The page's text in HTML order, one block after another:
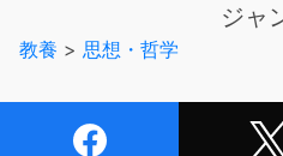
この作品が今、世界中のビジ
れているのはなぜでしょうか？
「できる限り戦わない」「戦
ジャ
教養 > 思想・哲学